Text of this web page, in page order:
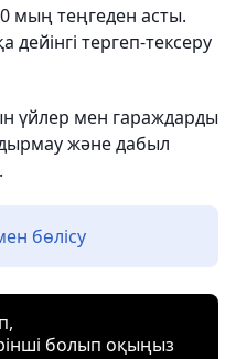
мың теңгеден асты.
тергеп-тексеру
үйлер мен гараждарды
және дабыл
бөлісу
болып оқыңыз